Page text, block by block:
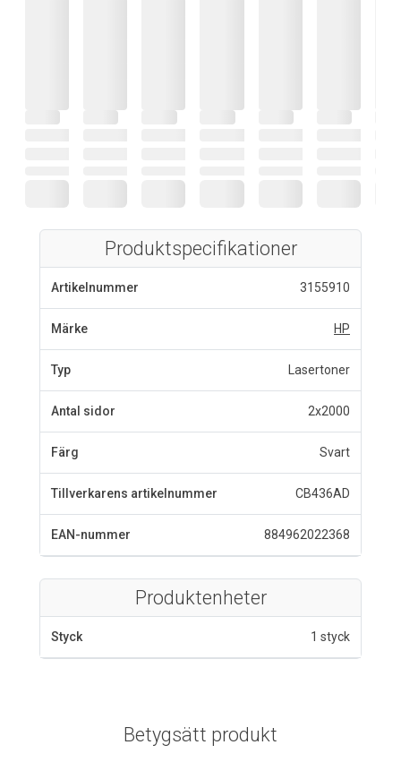
Produktspecifikationer
Artikelnummer 3155910
Märke HP
Typ Lasertoner
Antal sidor 2x2000
Färg Svart
Tillverkarens artikelnummer CB436AD
EAN-nummer 884962022368
Produktenheter
Styck 1 styck
Betygsätt produkt